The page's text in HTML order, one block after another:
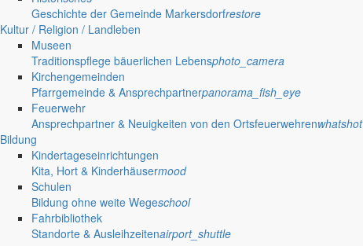
Geschichte der Gemeinde Markersdorfrestore
Kultur / Religion / Landleben
Museen
Traditionspflege bäuerlichen Lebensphoto_camera
Kirchengemeinden
Pfarrgemeinde & Ansprechpartnerpanorama_fish_eye
Feuerwehr
Ansprechpartner & Neuigkeiten von den Ortsfeuerwehrenwhatshot
Bildung
Kindertageseinrichtungen
Kita, Hort & Kinderhäusermood
Schulen
Bildung ohne weite Wegeschool
Fahrbibliothek
Standorte & Ausleihzeitenairport_shuttle